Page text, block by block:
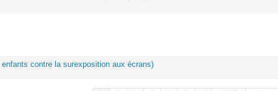
contre la surexposition aux écrans)